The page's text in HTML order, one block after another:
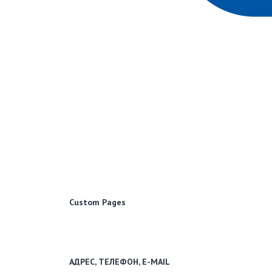
Custom Pages
АДРЕС, ТЕЛЕФОН, E-MAIL